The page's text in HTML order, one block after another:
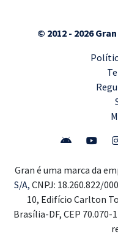
© 2012 - 2026
Gran é uma marca da
S/A, CNPJ: 18.260.822/
10, Edifício Carlton
Brasília-DF, CEP